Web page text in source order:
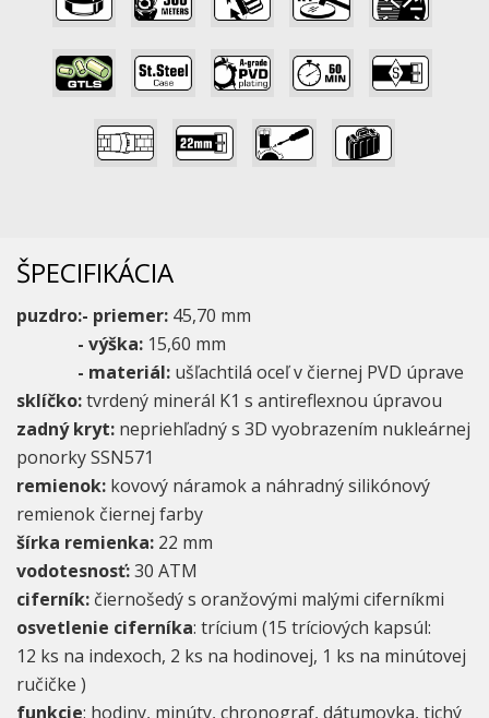
ŠPECIFIKÁCIA
puzdro:- priemer: 45,70 mm
- výška: 15,60 mm
- materiál: ušľachtilá oceľ v čiernej PVD úprave
sklíčko:tvrdený minerál K1 s antireflexnou úpravou
zadný kryt: nepriehľadný s 3D vyobrazením nukleárnej
ponorky SSN571
remienok: kovový náramok a náhradný silikónový
remienok čiernej farby
šírka remienka: 22 mm
vodotesnosť:30 ATM
ciferník: čiernošedý s oranžovými malými ciferníkmi
osvetlenie ciferníka: trícium (15 tríciových kapsúl:
12 ks na indexoch, 2 ks na hodinovej, 1 ks na minútovej
ručičke )
funkcie: hodiny, minúty, chronograf, dátumovka, tichý